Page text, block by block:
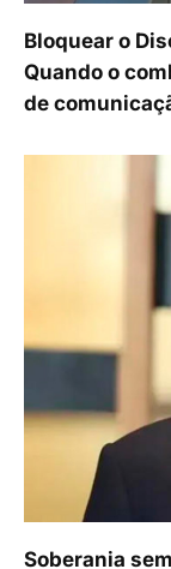
Bloquear o
Quando o
de
Soberania